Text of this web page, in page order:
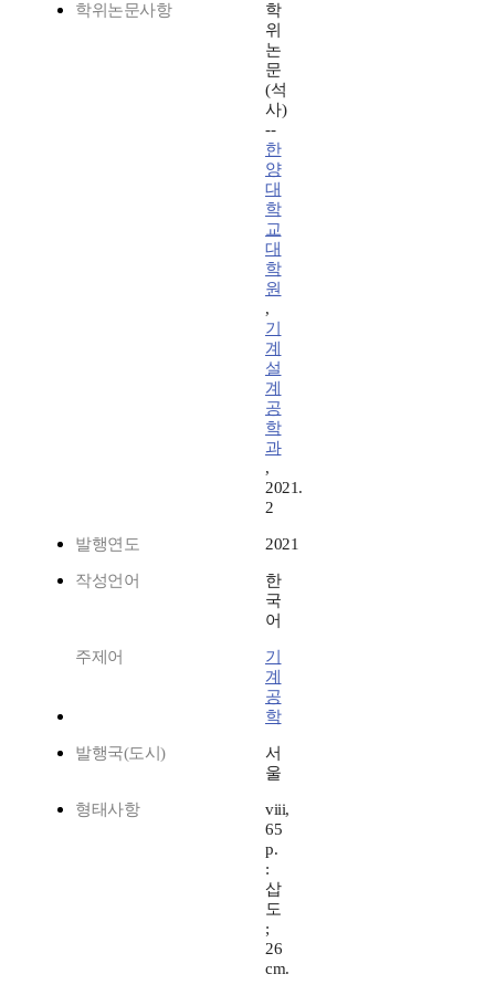
학위논문사항
학
위
논
문
(석
사)
--
한
양
대
학
교
대
학
원
,
기
계
설
계
공
학
과
,
2021.
2
발행연도 2021
작성언어
한
국
어
주제어
기
계
공
학
발행국(도시)
서
울
형태사항
viii,
65
p.
:
삽
도
;
26
cm.